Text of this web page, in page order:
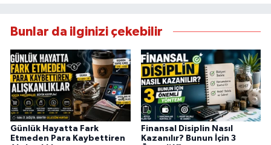
Bunlar da ilginizi çekebilir
Günlük Hayatta Fark
Etmeden Para Kaybettiren
Finansal Disiplin Nasıl
Kazanılır? Bunun İçin 3